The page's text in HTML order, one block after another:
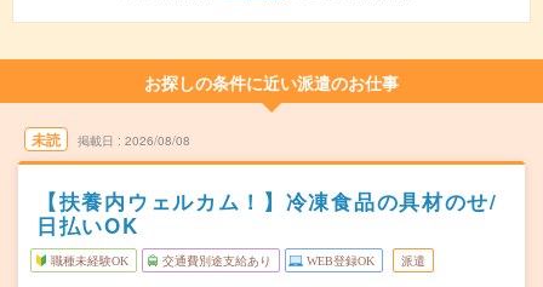
お探しの条件に近い派遣のお仕事
未読 掲載日 2026/08/08
【扶養内ウェルカム！】冷凍食品の具材のせ/
日払いOK
職種未経験OK 交通費別途支給あり WEB登録OK 派遣